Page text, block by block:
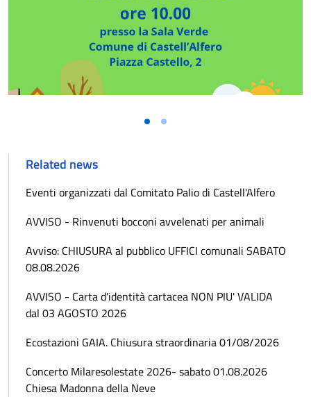
Vai alla slide 1
Vai alla slide 2
Related news
Eventi organizzati dal Comitato Palio di Castell'Alfero
AVVISO - Rinvenuti bocconi avvelenati per animali
Avviso: CHIUSURA al pubblico UFFICI comunali SABATO
08.08.2026
AVVISO - Carta d'identità cartacea NON PIU' VALIDA
dal 03 AGOSTO 2026
Ecostazioni GAIA. Chiusura straordinaria 01/08/2026
Concerto Milaresolestate 2026- sabato 01.08.2026
Chiesa Madonna della Neve